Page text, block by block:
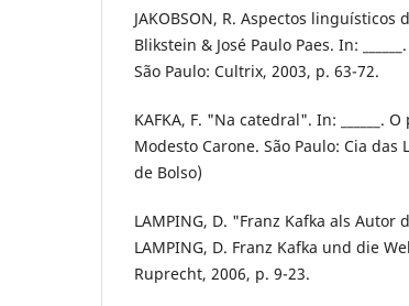
JAKOBSON, R. Aspectos
Blikstein & José Paulo Paes. In:
São Paulo: Cultrix, 2003, p. 63-72.
KAFKA, F. "Na catedral". In: ______.
Modesto Carone. São Paulo: Cia
de Bolso)
LAMPING, D. "Franz Kafka als
LAMPING, D. Franz Kafka und die
Ruprecht, 2006, p. 9-23.